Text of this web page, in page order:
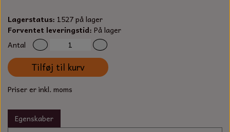
BENSINSLANGE OG FILTRE
STARTSNOR OG TILBEHØR
UNIVERSAL KABLER OG TILBEHØR
UNIVERSAL REMSKIVER OG STYRERULLER
VÆRKTØJSSÆT
FEDTPRESSER
Lagerstatus: 1527 på lager
Forventet leveringstid: På lager
Antal
Tilføj til kurv
Priser er inkl. moms
Egenskaber